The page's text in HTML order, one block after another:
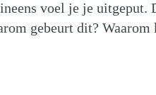
voel je je uitgeput.
gebeurt dit? Waarom